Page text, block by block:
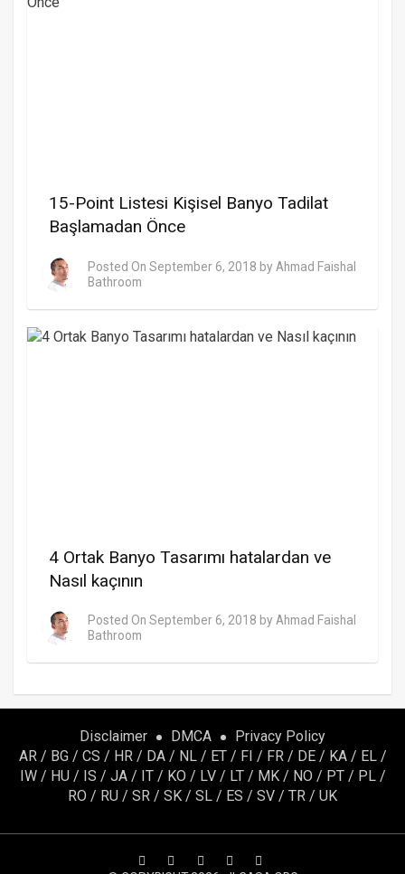
15-Point Listesi Kişisel Banyo Tadilat
Başlamadan Önce
Posted On September 6, 2018 by Ahmad Faishal
Bathroom
4 Ortak Banyo Tasarımı hatalardan ve
Nasıl kaçının
Posted On September 6, 2018 by Ahmad Faishal
Bathroom
Disclaimer DMCA
Privacy Policy
AR/ BG/ CS / HR/ DA/ NL/ ET/ FI / FR/ DE/ KA/ EL/
IW/ HU/ IS / JA/ IT/ KO / LV/ LT/ MK/ NO / PT/ PL/
RO / RU / SR / SK / SL / ES / SV / TR / UK